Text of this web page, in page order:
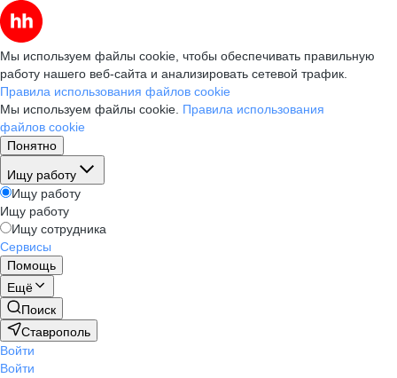
Мы используем файлы cookie, чтобы обеспечивать правильную
работу нашего веб-сайта и анализировать сетевой трафик.
Правила использования файлов cookie
Мы используем файлы cookie. Правила использования
файлов cookie
Понятно
Ищу работу
Ищу работу
Ищу работу
Ищу сотрудника
Сервисы
Помощь
Ещё
Поиск
Ставрополь
Войти
Войти